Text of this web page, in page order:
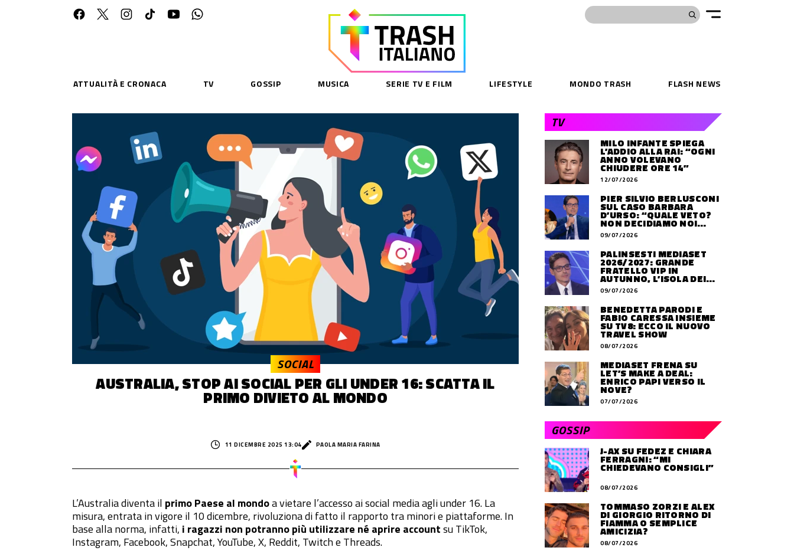
ESPLORA
Chi Siamo
Contatti
Privacy Policy
Policy Contenuti
CONNETTITI
© 2014–2026Trash Italiano
- Tutti i diritti riservati.
C.F./P.IVA 15477041006 - Capitale sociale €10.000,00 i.v.
ATTUALITÀ E CRONACA TV GOSSIP MUSICA SERIE TV E FILM LIFESTYLE MONDO TRASH FLASH NEWS
AUSTRALIA, STOP AI SOCIAL PER GLI UNDER 16: SCATTA IL
PRIMO DIVIETO AL MONDO
SOCIAL
11 DICEMBRE 2025 13:04 PAOLA MARIA FARINA
L’Australia diventa il primo Paese al mondoa vietare l’accesso ai social media agli under 16. La
misura, entrata in vigore il 10 dicembre, rivoluziona di fatto il rapporto tra minori e piattaforme. In
base alla norma, infatti, i ragazzi non potranno più utilizzare né aprire accountsu TikTok,
Instagram, Facebook, Snapchat, YouTube, X, Reddit, Twitch e Threads.
TV
MILO INFANTE SPIEGA
L’ADDIO ALLA RAI: “OGNI
ANNO VOLEVANO
CHIUDERE ORE 14”
12/07/2026
PIER SILVIO BERLUSCONI
SUL CASO BARBARA
D’URSO: “QUALE VETO?
NON DECIDIAMO NOI
DOVE LAVORERÀ”
09/07/2026
PALINSESTI MEDIASET
2026/2027: GRANDE
FRATELLO VIP IN
AUTUNNO, L’ISOLA DEI
FAMOSI SLITTA AL 2027
09/07/2026
BENEDETTA PARODI E
FABIO CARESSA INSIEME
SU TV8: ECCO IL NUOVO
TRAVEL SHOW
08/07/2026
MEDIASET FRENA SU
LET’S MAKE A DEAL:
ENRICO PAPI VERSO IL
NOVE?
07/07/2026
GOSSIP
J-AX SU FEDEZ E CHIARA
FERRAGNI: “MI
CHIEDEVANO CONSIGLI”
08/07/2026
TOMMASO ZORZI E ALEX
DI GIORGIO RITORNO DI
FIAMMA O SEMPLICE
AMICIZIA?
08/07/2026